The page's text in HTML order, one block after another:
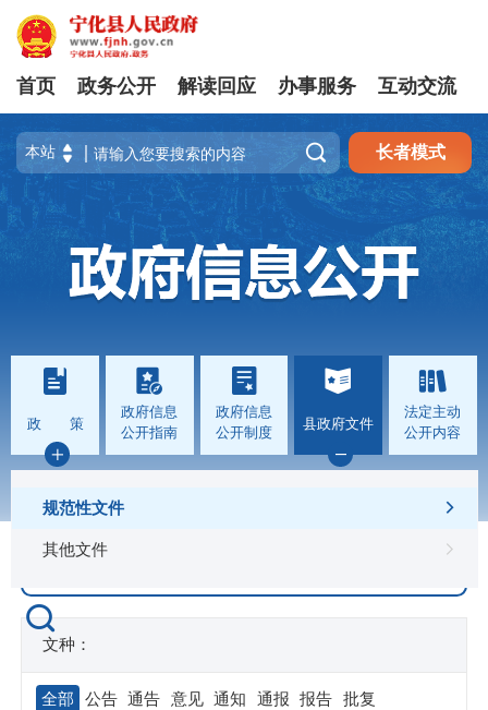
首页 政务公开 解读回应 办事服务 互动交流
 长者模式
政 策
政府信息
公开指南
政府信息
公开制度
县政府文件
规范性文件
其他文件
法定主动
公开内容
文种：
全部 公告 通告 意见 通知 通报 报告 批复